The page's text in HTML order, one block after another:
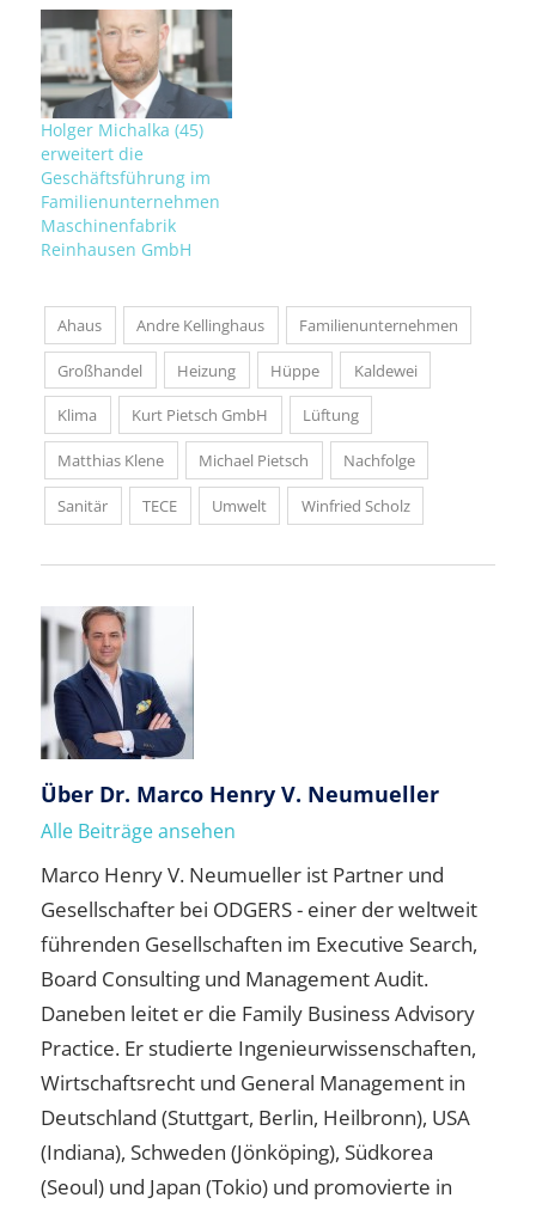
Holger Michalka (45)
erweitert die
Geschäftsführung im
Familienunternehmen
Maschinenfabrik
Reinhausen GmbH
Ahaus Andre Kellinghaus Familienunternehmen
Großhandel Heizung Hüppe Kaldewei
Klima Kurt Pietsch GmbH Lüftung
Matthias Klene Michael Pietsch Nachfolge
Sanitär TECE Umwelt Winfried Scholz
Über Dr. Marco Henry V. Neumueller
Alle Beiträge ansehen
Marco Henry V. Neumueller ist Partner und
Gesellschafter bei ODGERS - einer der weltweit
führenden Gesellschaften im Executive Search,
Board Consulting und Management Audit.
Daneben leitet er die Family Business Advisory
Practice. Er studierte Ingenieurwissenschaften,
Wirtschaftsrecht und General Management in
Deutschland (Stuttgart, Berlin, Heilbronn), USA
(Indiana), Schweden (Jönköping), Südkorea
(Seoul) und Japan (Tokio) und promovierte in